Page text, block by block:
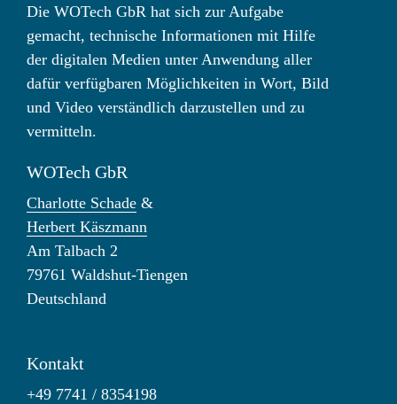
Die WOTech GbR hat sich zur Aufgabe
gemacht, technische Informationen mit Hilfe
der digitalen Medien unter Anwendung aller
dafür verfügbaren Möglichkeiten in Wort, Bild
und Video verständlich darzustellen und zu
vermitteln.
WOTech GbR
Charlotte Schade &
Herbert Käszmann
Am Talbach 2
79761 Waldshut-Tiengen
Deutschland
Kontakt
+49 7741 / 8354198